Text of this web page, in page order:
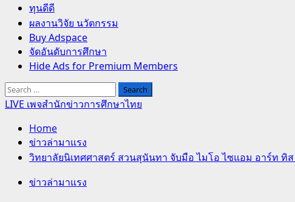
ทุนดีดี
ผลงานวิจัย นวัตกรรม
Buy Adspace
จัดอันดับการศึกษา
Hide Ads for Premium Members
Search
for:
LIVE เพจสำนักข่าวการศึกษาไทย
Home
ข่าวล่ามาแรง
วิทยาลัยนิเทศศาสตร์ สวนสุนันทา จับมือ ไมโอ ไซแอม อาร์ท
ข่าวล่ามาแรง